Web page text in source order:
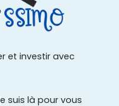
et investir avec
suis là pour vous